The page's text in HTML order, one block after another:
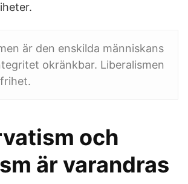
är den enskilda människans
okränkbar. Liberalismen
och
är varandras